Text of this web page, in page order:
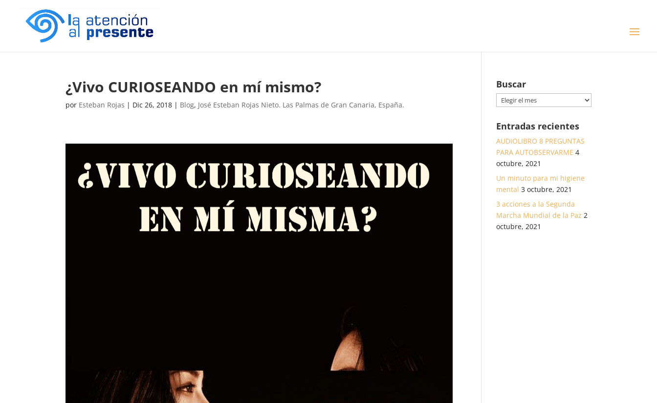
¿Vivo CURIOSEANDO en mí mismo?
por Esteban Rojas | Dic 26, 2018 | Blog, José Esteban Rojas Nieto. Las Palmas de Gran Canaria, España.
Buscar
Buscar
Entradas recientes
AUDIOLIBRO 8 PREGUNTAS
PARA AUTOBSERVARME 4
octubre, 2021
Un minuto para mi higiene
mental 3 octubre, 2021
3 acciones a la Segunda
Marcha Mundial de la Paz 2
octubre, 2021